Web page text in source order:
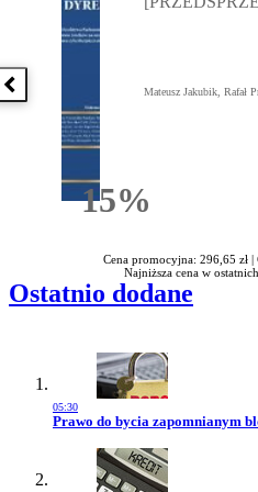
Poprzednia książka
15%Rabatu
Mateusz Jakubik, Rafał
Cena promocyjna: 296,65 zł |
Najniższa cena w
Ostatnio dodane
05:30
Przejdź do artykułu:
Prawo do bycia zapomnianym